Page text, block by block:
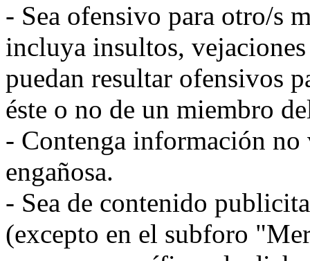
- Sea ofensivo para otro/s
incluya insultos,
puedan resultar ofensivos
éste o no de un miembro
- Contenga información
engañosa.
- Sea de contenido
(excepto en el subforo